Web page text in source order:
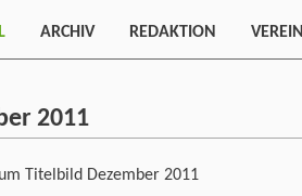
ARCHIV REDAKTION VEREIN
2011
Titelbild Dezember 2011